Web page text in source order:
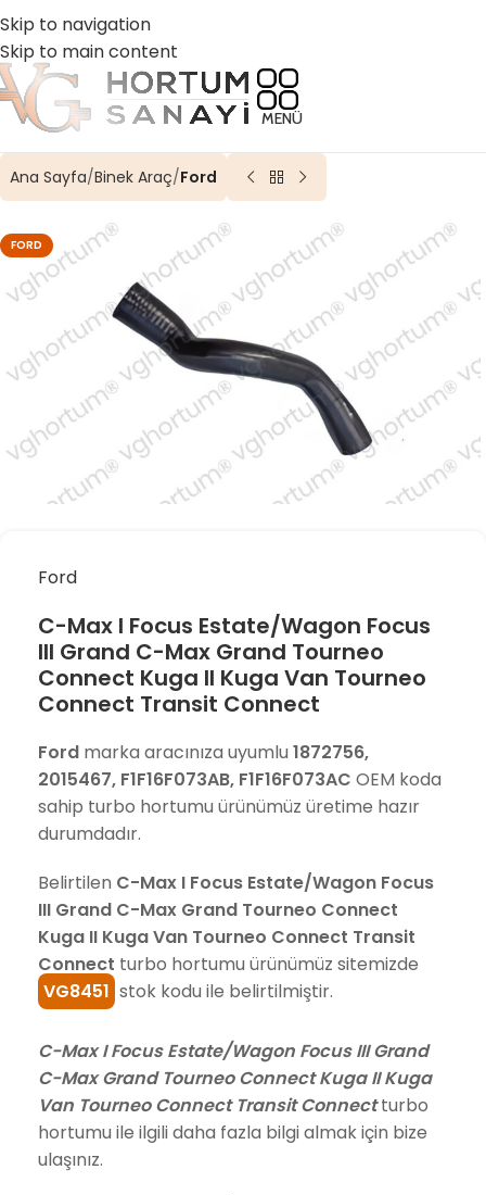
Skip to navigation
Skip to main content
☎️ 0 (224) 504 74 45
MENÜ
Ana Sayfa Binek Araç Ford
FORD
Ford
C-Max I Focus Estate/Wagon Focus
III Grand C-Max Grand Tourneo
Connect Kuga II Kuga Van Tourneo
Connect Transit Connect
Ford marka aracınıza uyumlu 1872756,
2015467, F1F16F073AB, F1F16F073AC OEM koda
sahip turbo hortumu ürünümüz üretime hazır
durumdadır.
Belirtilen C-Max I Focus Estate/Wagon Focus
III Grand C-Max Grand Tourneo Connect
Kuga II Kuga Van Tourneo Connect Transit
Connect turbo hortumu ürünümüz sitemizde
VG8451 stok kodu ile belirtilmiştir.
C-Max I Focus Estate/Wagon Focus III Grand
C-Max Grand Tourneo Connect Kuga II Kuga
Van Tourneo Connect Transit Connectturbo
hortumu ile ilgili daha fazla bilgi almak için bize
ulaşınız.